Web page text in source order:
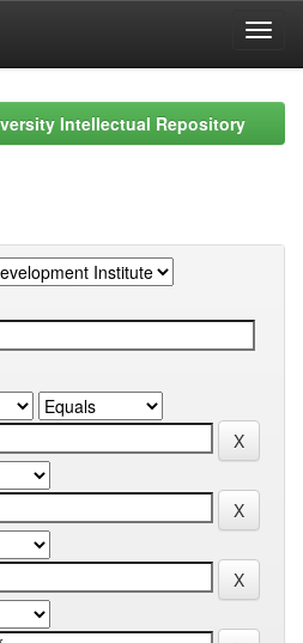
Intellectual Repository